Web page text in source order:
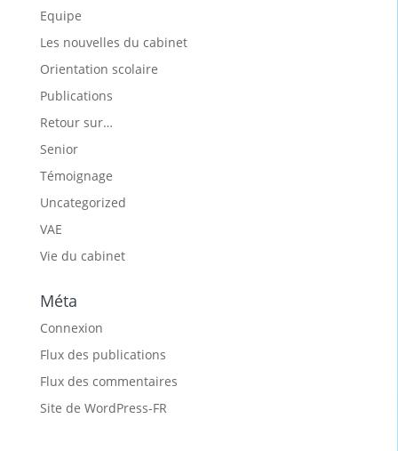
Equipe
Les nouvelles du cabinet
Orientation scolaire
Publications
Retour sur…
Senior
Témoignage
Uncategorized
VAE
Vie du cabinet
Méta
Connexion
Flux des publications
Flux des commentaires
Site de WordPress-FR